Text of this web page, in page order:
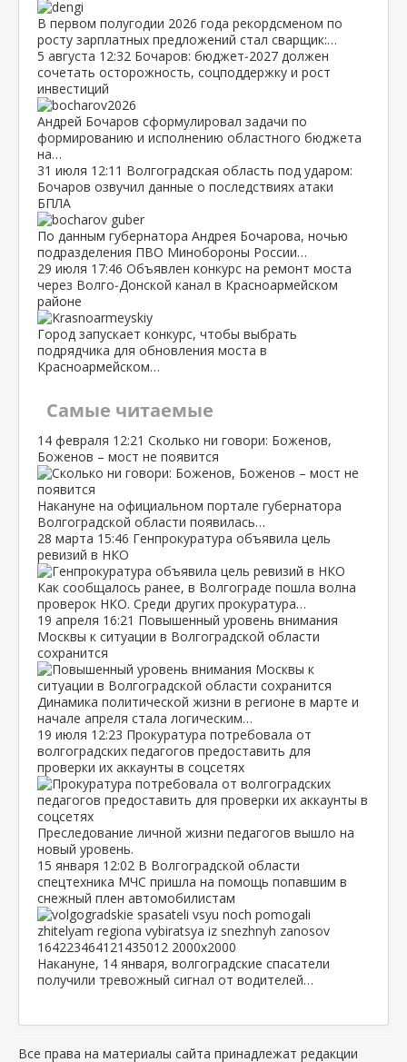
В первом полугодии 2026 года рекордсменом по
росту зарплатных предложений стал сварщик:…
5 августа 12:32 Бочаров: бюджет‑2027 должен
сочетать осторожность, соцподдержку и рост
инвестиций
Андрей Бочаров сформулировал задачи по
формированию и исполнению областного бюджета
на…
31 июля 12:11 Волгоградская область под ударом:
Бочаров озвучил данные о последствиях атаки
БПЛА
По данным губернатора Андрея Бочарова, ночью
подразделения ПВО Минобороны России…
29 июля 17:46 Объявлен конкурс на ремонт моста
через Волго‑Донской канал в Красноармейском
районе
Город запускает конкурс, чтобы выбрать
подрядчика для обновления моста в
Красноармейском…
Самые читаемые
14 февраля 12:21 Сколько ни говори: Боженов,
Боженов – мост не появится
Накануне на официальном портале губернатора
Волгоградской области появилась…
28 марта 15:46 Генпрокуратура объявила цель
ревизий в НКО
Как сообщалось ранее, в Волгограде пошла волна
проверок НКО. Среди других прокуратура…
19 апреля 16:21 Повышенный уровень внимания
Москвы к ситуации в Волгоградской области
сохранится
Динамика политической жизни в регионе в марте и
начале апреля стала логическим…
19 июля 12:23 Прокуратура потребовала от
волгоградских педагогов предоставить для
проверки их аккаунты в соцсетях
Преследование личной жизни педагогов вышло на
новый уровень.
15 января 12:02 В Волгоградской области
спецтехника МЧС пришла на помощь попавшим в
снежный плен автомобилистам
Накануне, 14 января, волгоградские спасатели
получили тревожный сигнал от водителей…
Все права на материалы сайта принадлежат редакции